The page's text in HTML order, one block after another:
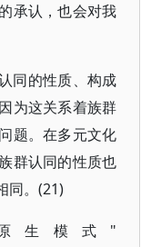
承认，也会对我
同的性质、构成
为这关系着族群
题。在多元文化
群认同的性质也
同。(21)
生模式"